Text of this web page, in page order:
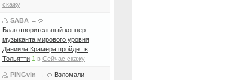
скажу
SABA →
Благотворительный концерт
музыканта мирового уровня
Даниила Крамера пройдёт в
Тольятти 1 в Сейчас скажу
PINGvin →
Взломали